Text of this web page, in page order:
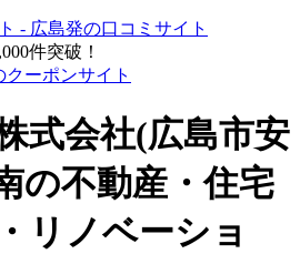
件突破！
クーポンサイト
式会社(広島市安
の不動産・住宅
リノベーショ